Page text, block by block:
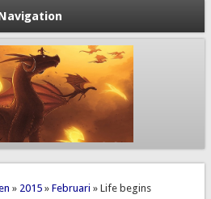
» 2015» Februari » Life begins